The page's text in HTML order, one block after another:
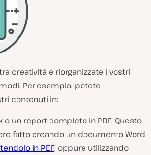
creatività e riorganizzate i vostri
Per esempio, potete
contenuti in:
o un report completo in PDF. Questo
fatto creando un documento Word
in PDF, oppure utilizzando